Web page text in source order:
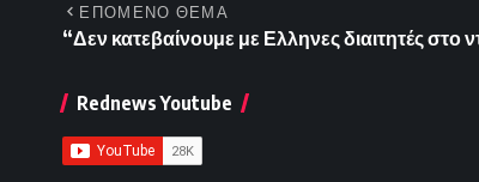
ΕΠΟΜΕΝΟ ΘΕΜΑ
“Δεν κατεβαίνουμε με Ελληνες διαιτητές στο
Rednews Youtube